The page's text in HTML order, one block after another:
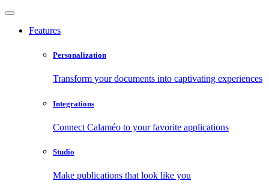
Features
Personalization
Transform your documents into captivating experiences
Integrations
Connect Calaméo to your favorite applications
Studio
Make publications that look like you